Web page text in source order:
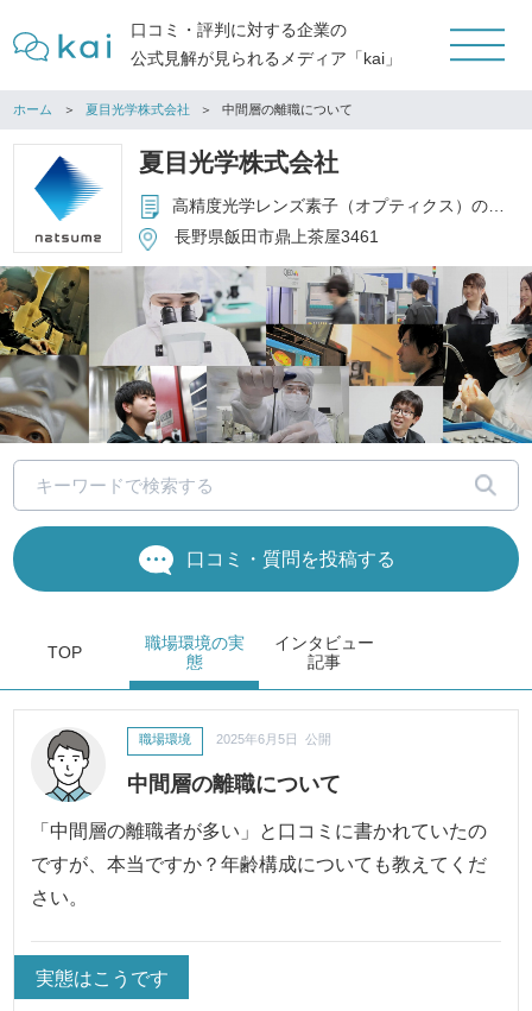
口コミ・評判に対する企業の
公式見解が見られるメディア「kai」
ホーム 夏目光学株式会社 中間層の離職について
夏目光学株式会社
高精度光学レンズ素子（オプティクス）の開発・製造・販売、光学設計および光学ユニットの開発・製造・販売
長野県飯田市鼎上茶屋3461
口コミ・質問を投稿する
TOP
職場環境の実
態
インタビュー
記事
中間層の離職について
職場環境 2025年6月5日 公開
「中間層の離職者が多い」と口コミに書かれていたの
ですが、本当ですか？年齢構成についても教えてくだ
さい。
実態はこうです